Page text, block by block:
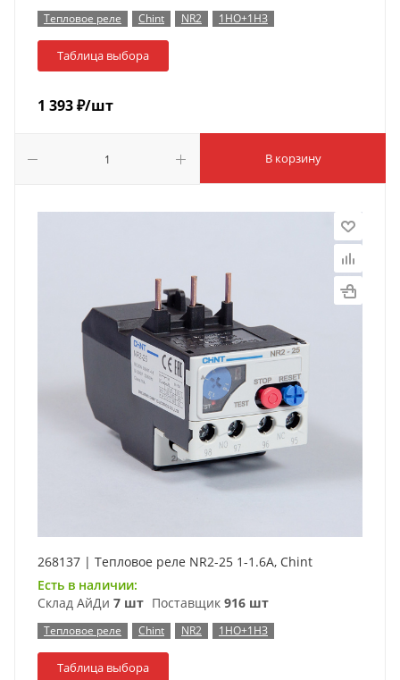
Тепловое реле Chint NR2 1НО+1НЗ
Таблица выбора
1 393₽/шт
В корзину
268137 | Тепловое реле NR2-25 1-1.6А, Chint
Есть в наличии:
Склад АйДи 7 шт Поставщик 916 шт
Тепловое реле Chint NR2 1НО+1НЗ
Таблица выбора